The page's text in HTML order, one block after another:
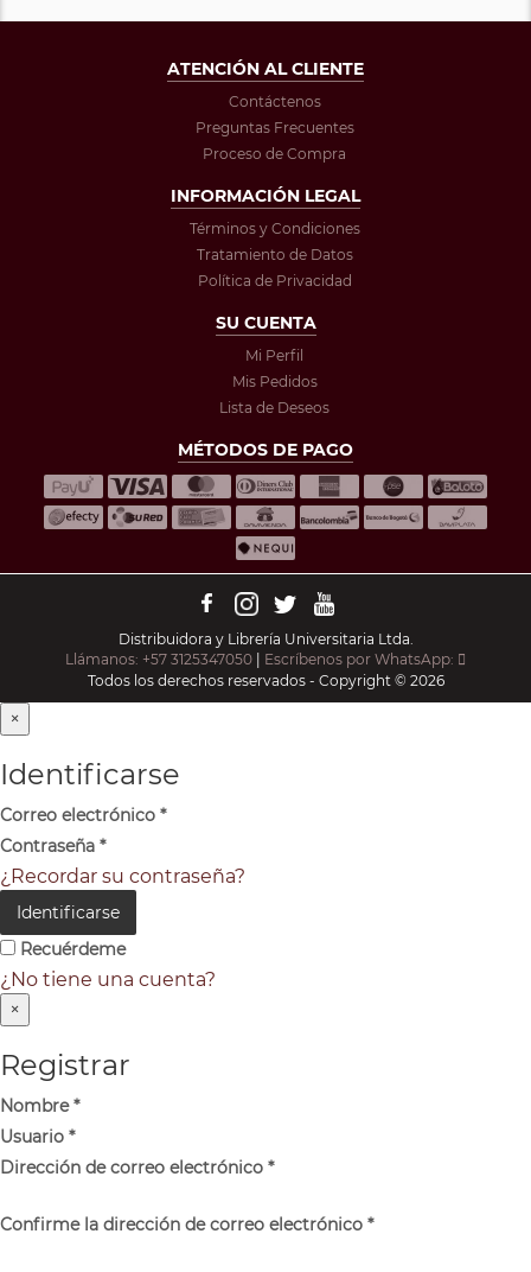
ATENCIÓN AL CLIENTE
Contáctenos
Preguntas Frecuentes
Proceso de Compra
INFORMACIÓN LEGAL
Términos y Condiciones
Tratamiento de Datos
Política de Privacidad
SU CUENTA
Mi Perfil
Mis Pedidos
Lista de Deseos
MÉTODOS DE PAGO
Distribuidora y Librería Universitaria Ltda.
Llámanos: +57 3125347050 | Escríbenos por WhatsApp:
Todos los derechos reservados - Copyright © 2026
×
Identificarse
Correo electrónico *
Contraseña *
¿Recordar su contraseña?
Identificarse
Recuérdeme
¿No tiene una cuenta?
×
Registrar
Nombre*
Usuario *
Dirección de correo electrónico *
Confirme la dirección de correo electrónico *